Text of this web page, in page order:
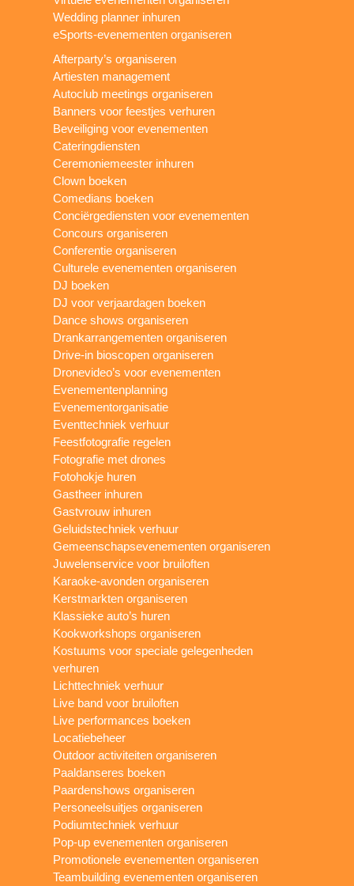
Wedding planner inhuren
eSports-evenementen organiseren
Afterparty’s organiseren
Artiesten management
Autoclub meetings organiseren
Banners voor feestjes verhuren
Beveiliging voor evenementen
Cateringdiensten
Ceremoniemeester inhuren
Clown boeken
Comedians boeken
Conciërgediensten voor evenementen
Concours organiseren
Conferentie organiseren
Culturele evenementen organiseren
DJ boeken
DJ voor verjaardagen boeken
Dance shows organiseren
Drankarrangementen organiseren
Drive-in bioscopen organiseren
Dronevideo’s voor evenementen
Evenementenplanning
Evenementorganisatie
Eventtechniek verhuur
Feestfotografie regelen
Fotografie met drones
Fotohokje huren
Gastheer inhuren
Gastvrouw inhuren
Geluidstechniek verhuur
Gemeenschapsevenementen organiseren
Juwelenservice voor bruiloften
Karaoke-avonden organiseren
Kerstmarkten organiseren
Klassieke auto’s huren
Kookworkshops organiseren
Kostuums voor speciale gelegenheden
verhuren
Lichttechniek verhuur
Live band voor bruiloften
Live performances boeken
Locatiebeheer
Outdoor activiteiten organiseren
Paaldanseres boeken
Paardenshows organiseren
Personeelsuitjes organiseren
Podiumtechniek verhuur
Pop-up evenementen organiseren
Promotionele evenementen organiseren
Teambuilding evenementen organiseren